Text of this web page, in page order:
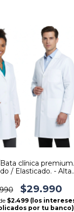
clínica premium.
/ Elasticado. - Alta
$29.990
$2.499 (los
por tu banco)